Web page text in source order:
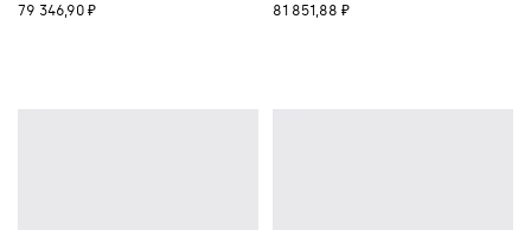
79 346,90 ₽ 81 851,88 ₽